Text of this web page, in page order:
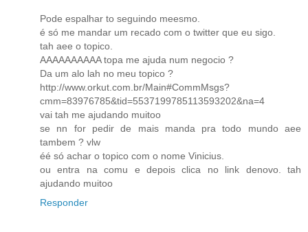
Pode espalhar to seguindo meesmo.
é só me mandar um recado com o twitter que eu sigo.
tah aee o topico.
AAAAAAAAAA topa me ajuda num negocio ?
Da um alo lah no meu topico ?
http://www.orkut.com.br/Main#CommMsgs?
cmm=83976785&tid=5537199785113593202&na=4
vai tah me ajudando muitoo
se nn for pedir de mais manda pra todo mundo aee
tambem ? vlw
éé só achar o topico com o nome Vinicius.
ou entra na comu e depois clica no link denovo. tah
ajudando muitoo
Responder